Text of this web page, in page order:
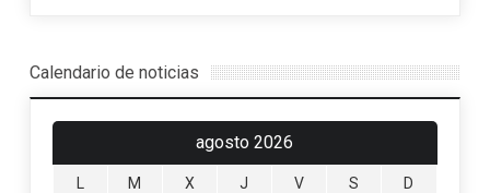
Calendario de noticias
agosto 2026
M X J V S D